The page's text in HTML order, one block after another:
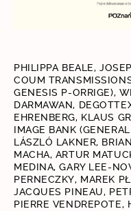
PHILIPPA BEALE,
COUM
GENESIS P-ORRIGE),
DARMAWAN,
EHRENBERG, KLAUS
IMAGE BANK
LÁSZLÓ LAKNER,
MACHA, ARTUR
MEDINA, GARY LEE-
PERNECZKY, MAREK
JACQUES PINEAU,
PIERRE VENDREPOTE,